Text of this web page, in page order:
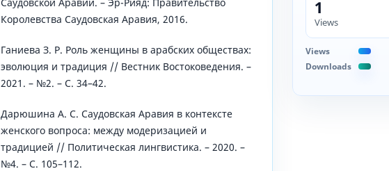
Королевства Саудовская Аравия, 2016.
Ганиева З. Р. Роль женщины в арабских обществах:
эволюция и традиция // Вестник Востоковедения. –
2021. – №2. – С. 34–42.
Дарюшина А. С. Саудовская Аравия в контексте
женского вопроса: между модеризацией и
традицией // Политическая лингвистика. – 2020. –
№4. – С. 105–112.
1
Views
Views
Downloads